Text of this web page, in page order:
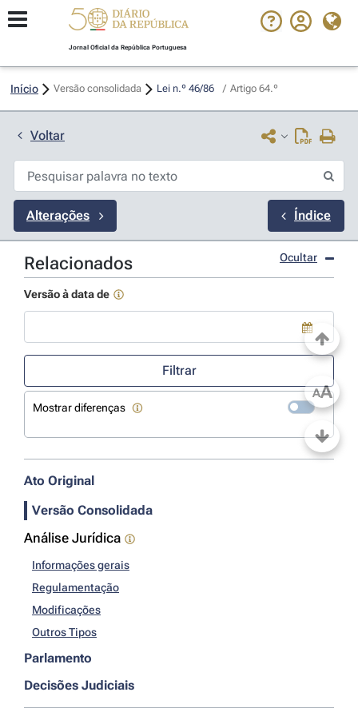
Jornal Oficial da República Portuguesa
Início Versão consolidada Lei n.º 46/86 / Artigo 64.º
Voltar
Alterações Índice
Relacionados Ocultar
Versão à data de
Use a tecla de seta para baixo para abrir o calendário; Use as
Filtrar
Mostrar diferenças
Ato Original
Versão Consolidada
Análise Jurídica
Informações gerais
Regulamentação
Modificações
Outros Tipos
Parlamento
Decisões Judiciais
AA